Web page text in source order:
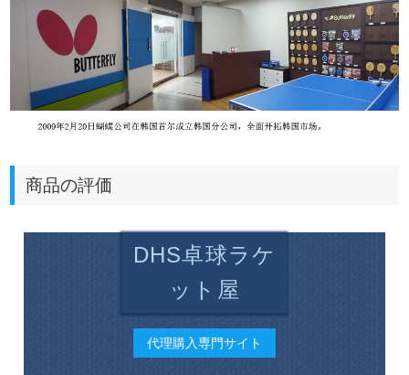
商品の評価
DHS卓球ラケ
ット屋
代理購入専門サイト